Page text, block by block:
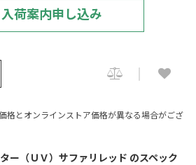
入荷案内申し込み
格とオンラインストア価格が異なる場合がござ
ー（ＵＶ）サファリレッド のスペック